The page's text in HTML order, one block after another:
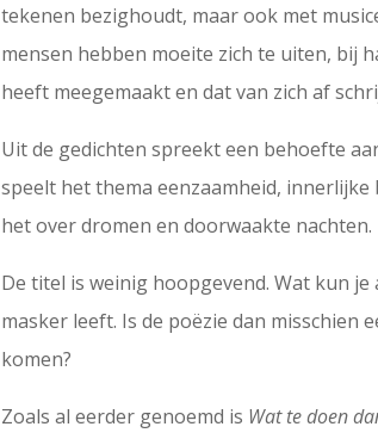
tekenen bezighoudt, maar ook met
mensen hebben moeite zich te uiten, bij
heeft meegemaakt en dat van zich af
Uit de gedichten spreekt een behoefte
speelt het thema eenzaamheid,
het over dromen en doorwaakte nachten.
De titel is weinig hoopgevend. Wat kun
masker leeft. Is de poëzie dan misschien
komen?
Zoals al eerder genoemd is Wat te doen